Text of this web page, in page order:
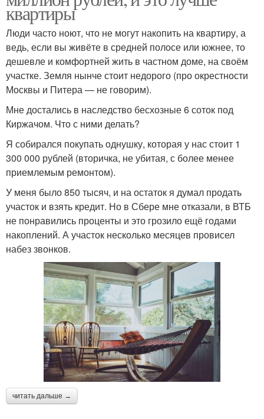
квартиры
Люди часто ноют, что не могут накопить на квартиру, а
ведь, если вы живёте в средней полосе или южнее, то
дешевле и комфортней жить в частном доме, на своём
участке. Земля нынче стоит недорого (про окрестности
Москвы и Питера — не говорим).
Мне достались в наследство бесхозные 6 соток под
Киржачом. Что с ними делать?
Я собирался покупать однушку, которая у нас стоит 1
300 000 рублей (вторичка, не убитая, с более менее
приемлемым ремонтом).
У меня было 850 тысяч, и на остаток я думал продать
участок и взять кредит. Но в Сбере мне отказали, в ВТБ
не понравились проценты и это грозило ещё годами
накоплений. А участок несколько месяцев провисел
набез звонков.
читать дальше →